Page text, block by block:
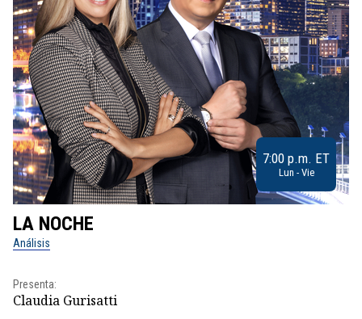
7:00 p.m. ET
Lun - Vie
LA NOCHE
Análisis
Presenta:
Claudia Gurisatti